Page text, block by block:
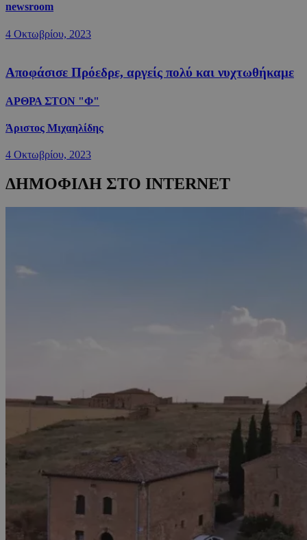
newsroom
4 Οκτωβρίου, 2023
Αποφάσισε Πρόεδρε, αργείς πολύ και νυχτωθήκαμε
ΑΡΘΡΑ ΣΤΟΝ "Φ"
Άριστος Μιχαηλίδης
4 Οκτωβρίου, 2023
ΔΗΜΟΦΙΛΗ ΣΤΟ INTERNET